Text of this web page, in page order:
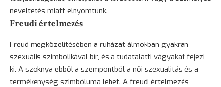
neveltetés miatt elnyomtunk.
Freudi értelmezés
Freud megközelítésében a ruházat álmokban gyakran
szexuális szimbolikával bír, és a tudatalatti vágyakat fejezi
ki. A szoknya ebből a szempontból a női szexualitás és a
termékenység szimbóluma lehet. A freudi értelmezés